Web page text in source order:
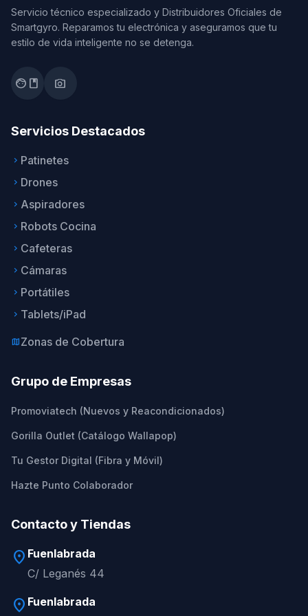
Servicio técnico especializado y Distribuidores Oficiales de
Smartgyro. Reparamos tu electrónica y aseguramos que tu
estilo de vida inteligente no se detenga.
facebook photo_camera
Servicios Destacados
keyboard_arrow_right Patinetes
keyboard_arrow_right Drones
keyboard_arrow_right Aspiradores
keyboard_arrow_right Robots Cocina
keyboard_arrow_right Cafeteras
keyboard_arrow_right Cámaras
keyboard_arrow_right Portátiles
keyboard_arrow_right Tablets/iPad
mapZonas de Cobertura
Grupo de Empresas
Promoviatech (Nuevos y Reacondicionados)
Gorilla Outlet (Catálogo Wallapop)
Tu Gestor Digital (Fibra y Móvil)
Hazte Punto Colaborador
Contacto y Tiendas
location_on Fuenlabrada
C/ Leganés 44
location_on Fuenlabrada